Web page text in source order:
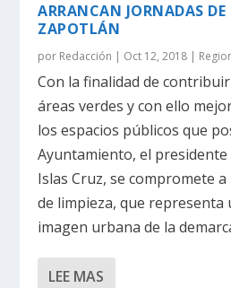
ARRANCAN JORNADAS
ZAPOTLÁN
por Redacción | Oct 12, 2018 |
Con la finalidad de
áreas verdes y con ello
los espacios públicos que
Ayuntamiento, el presidente
Islas Cruz, se compromete
de limpieza, que representa
imagen urbana de la
LEE MAS